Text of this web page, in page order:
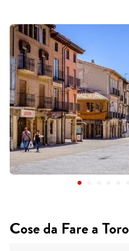
Cose da Fare a Toro